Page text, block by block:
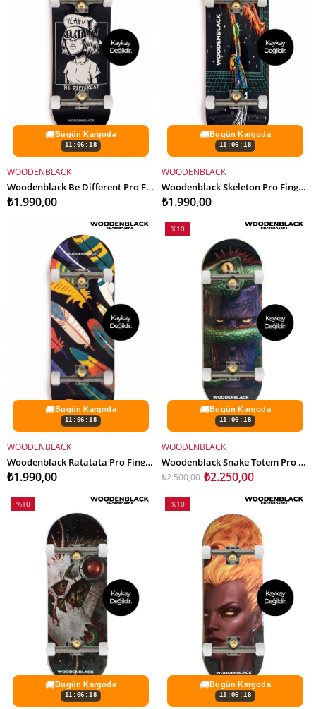
🚚Bugün Kargoda
11:06:16
SEPETE EKLE
WOODENBLACK
Woodenblack Be Different Pro Fingerboard Complete
₺1.990,00
🚚Bugün Kargoda
11:06:16
SEPETE EKLE
WOODENBLACK
Woodenblack Skeleton Pro Fingerboard Complete
₺1.990,00
🚚Bugün Kargoda
11:06:16
SEPETE EKLE
WOODENBLACK
Woodenblack Ratatata Pro Fingerboard Complete
₺1.990,00
🚚Bugün Kargoda
11:06:16
SEPETE EKLE
%10
WOODENBLACK
Woodenblack Snake Totem Pro Fingerboard Complete
₺2.250,00
₺2.500,00
🚚Bugün Kargoda
11:06:16
%10
%10İndirim
🚚Bugün Kargoda
11:06:16
%10